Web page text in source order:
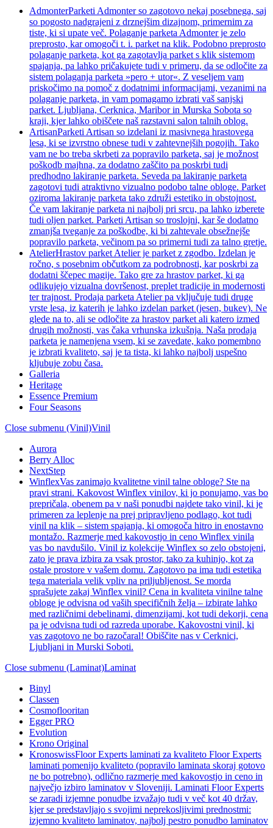
AdmonterParketi Admonter so zagotovo nekaj posebnega, saj
so pogosto nadgrajeni z drznejšim dizajnom, primernim za
tiste, ki si upate več. Polaganje parketa Admonter je zelo
preprosto, kar omogoči t. i. parket na klik. Podobno preprosto
polaganje parketa, kot ga zagotavlja parket s klik sistemom
spajanja, pa lahko pričakujete tudi v primeru, da se odločite za
sistem polaganja parketa »pero + utor«. Z veseljem vam
priskočimo na pomoč z dodatnimi informacijami, vezanimi na
polaganje parketa, in vam pomagamo izbrati vaš sanjski
parket. Ljubljana, Cerknica, Maribor in Murska Sobota so
kraji, kjer lahko obiščete naš razstavni salon talnih oblog.
ArtisanParketi Artisan so izdelani iz masivnega hrastovega
lesa, ki se izvrstno obnese tudi v zahtevnejših pogojih. Tako
vam ne bo treba skrbeti za popravilo parketa, saj je možnost
poškodb majhna, za dodatno zaščito pa poskrbi tudi
predhodno lakiranje parketa. Seveda pa lakiranje parketa
zagotovi tudi atraktivno vizualno podobo talne obloge. Parket
oziroma lakiranje parketa tako združi estetiko in obstojnost.
Če vam lakiranje parketa ni najbolj pri srcu, pa lahko izberete
tudi oljen parket. Parketi Artisan so troslojni, kar še dodatno
zmanjša tveganje za poškodbe, ki bi zahtevale obsežnejše
popravilo parketa, večinom pa so primerni tudi za talno gretje.
AtelierHrastov parket Atelier je parket z zgodbo. Izdelan je
ročno, s posebnim občutkom za podrobnosti, kar poskrbi za
dodatni ščepec magije. Tako gre za hrastov parket, ki ga
odlikujejo vizualna dovršenost, preplet tradicije in modernosti
ter trajnost. Prodaja parketa Atelier pa vključuje tudi druge
vrste lesa, iz katerih je lahko izdelan parket (jesen, bukev). Ne
glede na to, ali se odločite za hrastov parket ali katero izmed
drugih možnosti, vas čaka vrhunska izkušnja. Naša prodaja
parketa je namenjena vsem, ki se zavedate, kako pomembno
je izbrati kvaliteto, saj je ta tista, ki lahko najbolj uspešno
kljubuje zobu časa.
Galleria
Heritage
Essence Premium
Four Seasons
Close submenu (Vinil)Vinil
Aurora
Berry Alloc
NextStep
WinflexVas zanimajo kvalitetne vinil talne obloge? Ste na
pravi strani. Kakovost Winflex vinilov, ki jo ponujamo, vas bo
prepričala, obenem pa v naši ponudbi najdete tako vinil, ki je
primeren za leplenje na prej pripravljeno podlago, kot tudi
vinil na klik – sistem spajanja, ki omogoča hitro in enostavno
montažo. Razmerje med kakovostjo in ceno Winflex vinila
vas bo navdušilo. Vinil iz kolekcije Winflex so zelo obstojeni,
zato je prava izbira za vsak prostor, tako za kuhinjo, kot za
ostale prostore v vašem domu. Zagotovo pa ima tudi estetika
tega materiala velik vpliv na priljubljenost. Se morda
sprašujete zakaj Winflex vinil? Cena in kvaliteta vinilne talne
obloge je odvisna od vaših specifičnih želja – izbirate lahko
med različnimi debelinami, dimenzijami, kot tudi dekorji, cena
pa je odvisna tudi od razreda uporabe. Kakovostni vinil, ki
vas zagotovo ne bo razočaral! Obiščite nas v Cerknici,
Ljubljani in Murski Soboti.
Close submenu (Laminat)Laminat
Binyl
Classen
Cosmoflooritan
Egger PRO
Evolution
Krono Original
KronoswissFloor Experts laminati za kvaliteto Floor Experts
laminati pomenijo kvaliteto (popravilo laminata skoraj gotovo
ne bo potrebno), odlično razmerje med kakovostjo in ceno in
največjo izbiro laminatov v Sloveniji. Laminati Floor Experts
se zaradi izjemne ponudbe izvažajo tudi v več kot 40 držav,
kjer se predstavljajo s svojimi neprekosljivimi prednostmi:
izjemno kvaliteto laminatov, najbolj pestro ponudbo laminatov